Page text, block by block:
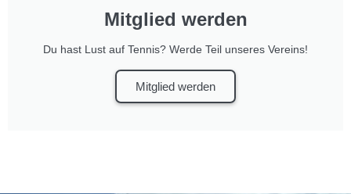
Mitglied werden
Du hast Lust auf Tennis? Werde Teil unseres Vereins!
Mitglied werden